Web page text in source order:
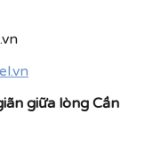
giữa lòng Cần